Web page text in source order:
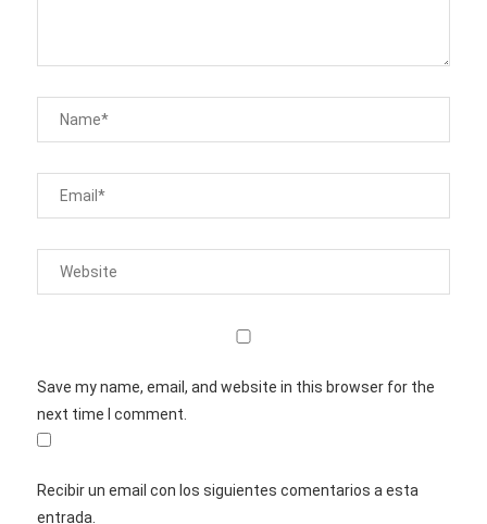
Save my name, email, and website in this browser for the
next time I comment.
Recibir un email con los siguientes comentarios a esta
entrada.